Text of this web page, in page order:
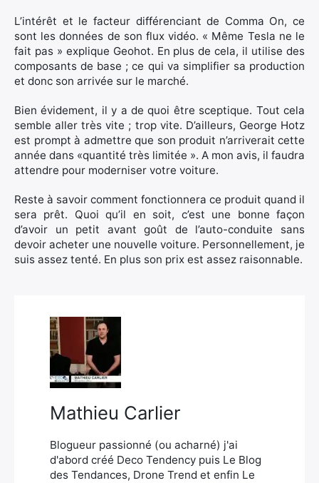
L’intérêt et le facteur différenciant de Comma On, ce
sont les données de son flux vidéo. « Même Tesla ne le
fait pas » explique Geohot. En plus de cela, il utilise des
composants de base ; ce qui va simplifier sa production
et donc son arrivée sur le marché.
Bien évidement, il y a de quoi être sceptique. Tout cela
semble aller très vite ; trop vite. D’ailleurs, George Hotz
est prompt à admettre que son produit n’arriverait cette
année dans «quantité très limitée ». A mon avis, il faudra
attendre pour moderniser votre voiture.
Reste à savoir comment fonctionnera ce produit quand il
sera prêt. Quoi qu’il en soit, c’est une bonne façon
d’avoir un petit avant goût de l’auto-conduite sans
devoir acheter une nouvelle voiture. Personnellement, je
suis assez tenté. En plus son prix est assez raisonnable.
Mathieu Carlier
Blogueur passionné (ou acharné) j'ai
d'abord créé Deco Tendency puis Le Blog
des Tendances, Drone Trend et enfin Le